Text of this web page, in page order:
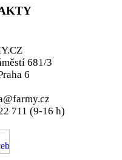
681/3
6
711 (9-16 h)